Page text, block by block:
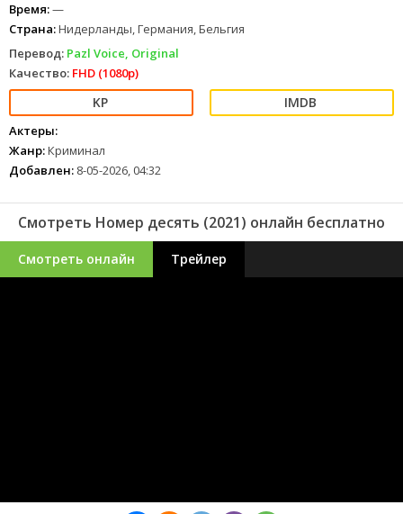
Время:—
Страна:Нидерланды, Германия, Бельгия
Перевод: Pazl Voice, Original
Качество: FHD (1080p)
Актеры:
Жанр:Криминал
Добавлен: 8-05-2026, 04:32
Смотреть Номер десять (2021) онлайн бесплатно
Смотреть онлайн Трейлер